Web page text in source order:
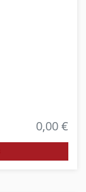
0,00 €